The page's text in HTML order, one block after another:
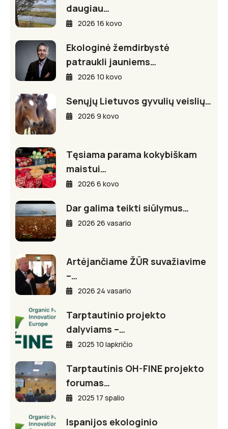
daugiau…
2026 16 kovo
Ekologinė žemdirbystė
patraukli jauniems…
2026 10 kovo
Senųjų Lietuvos gyvulių veislių…
2026 9 kovo
Tęsiama parama kokybiškam
maistui…
2026 6 kovo
Dar galima teikti siūlymus…
2026 26 vasario
Artėjančiame ŽŪR suvažiavime
–…
2026 24 vasario
Tarptautinio projekto
dalyviams –…
2025 10 lapkričio
Tarptautinis OH-FINE projekto
forumas…
2025 17 spalio
Ispanijos ekologinio